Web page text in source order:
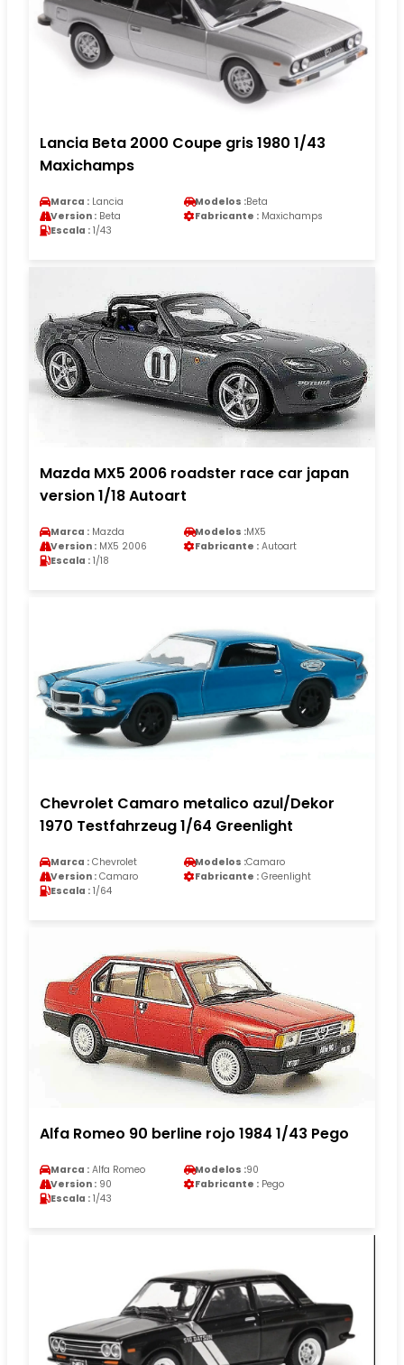
Lancia Beta 2000 Coupe gris 1980 1/43
Maxichamps
Marca : Lancia Modelos :Beta
Version : Beta Fabricante : Maxichamps
Escala : 1/43
Mazda MX5 2006 roadster race car japan
version 1/18 Autoart
Marca : Mazda Modelos :MX5
Version : MX5 2006 Fabricante : Autoart
Escala : 1/18
Chevrolet Camaro metalico azul/Dekor
1970 Testfahrzeug 1/64 Greenlight
Marca : Chevrolet Modelos :Camaro
Version : Camaro Fabricante : Greenlight
Escala : 1/64
Alfa Romeo 90 berline rojo 1984 1/43 Pego
Marca : Alfa Romeo Modelos :90
Version : 90 Fabricante : Pego
Escala : 1/43